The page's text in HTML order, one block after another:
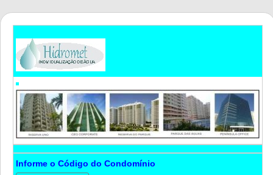
Informe o Código do Condomínio